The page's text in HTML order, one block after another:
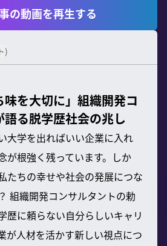
の動画を再生する
)
味を大切に」組織開発コ
語る脱学歴社会の兆し
大学を出ればいい企業に入れ
が根強く残っています。しか
たちの幸せや社会の発展につな
組織開発コンサルタントの勅
歴に頼らない自分らしいキャリ
が人材を活かす新しい視点につ